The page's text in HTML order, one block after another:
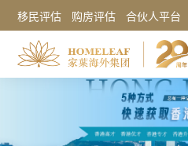
移民评估 购房评估 合伙人平台